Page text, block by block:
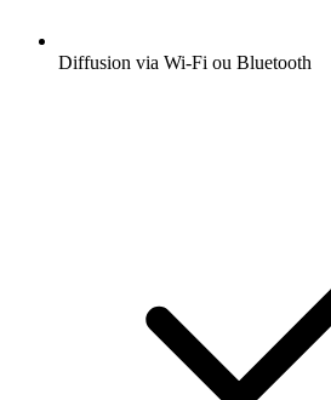
Diffusion via Wi-Fi ou Bluetooth